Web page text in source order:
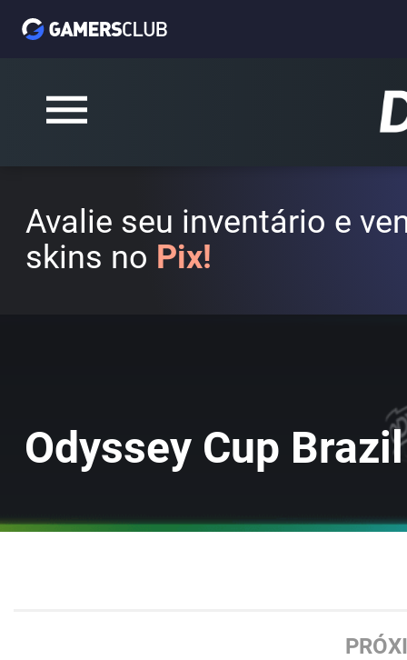
Avalie seu inventário e
skins no Pix!
Odyssey Cup